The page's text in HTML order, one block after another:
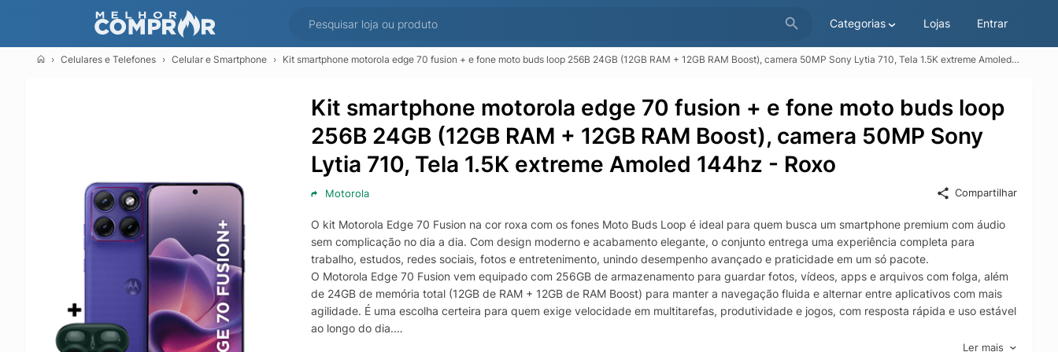
Categorias Lojas Entrar
Celulares e Telefones Celular e Smartphone Kit smartphone motorola edge 70 fusion + e fone moto buds loop 256B 24GB (12GB RAM + 12GB RAM Boost), camera 50MP Sony Lytia 710, Tela 1.5K extreme Amoled 144hz - Roxo
Kit smartphone motorola edge 70 fusion + e fone moto buds loop
256B 24GB (12GB RAM + 12GB RAM Boost), camera 50MP Sony
Lytia 710, Tela 1.5K extreme Amoled 144hz - Roxo
Motorola Compartilhar
O kit Motorola Edge 70 Fusion na cor roxa com os fones Moto Buds Loop é ideal para quem busca um smartphone premium com áudio
sem complicação no dia a dia. Com design moderno e acabamento elegante, o conjunto entrega uma experiência completa para
trabalho, estudos, redes sociais, fotos e entretenimento, unindo desempenho avançado e praticidade em um só pacote.
O Motorola Edge 70 Fusion vem equipado com 256GB de armazenamento para guardar fotos, vídeos, apps e arquivos com folga, além
de 24GB de memória total (12GB de RAM + 12GB de RAM Boost) para manter a navegação fluida e alternar entre aplicativos com mais
agilidade. É uma escolha certeira para quem exige velocidade em multitarefas, produtividade e jogos, com resposta rápida e uso estável
ao longo do dia.
Para imagens, a câmera principal de 50MP com sensor Sony Lytia 710 ajuda a capturar fotos mais nítidas e com boa definição,Ler mais